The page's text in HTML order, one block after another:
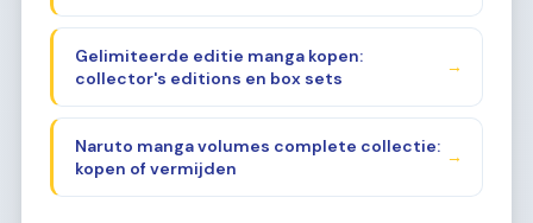
Gelimiteerde editie manga kopen:
collector's editions en box sets
→
Naruto manga volumes complete collectie:
kopen of vermijden
→